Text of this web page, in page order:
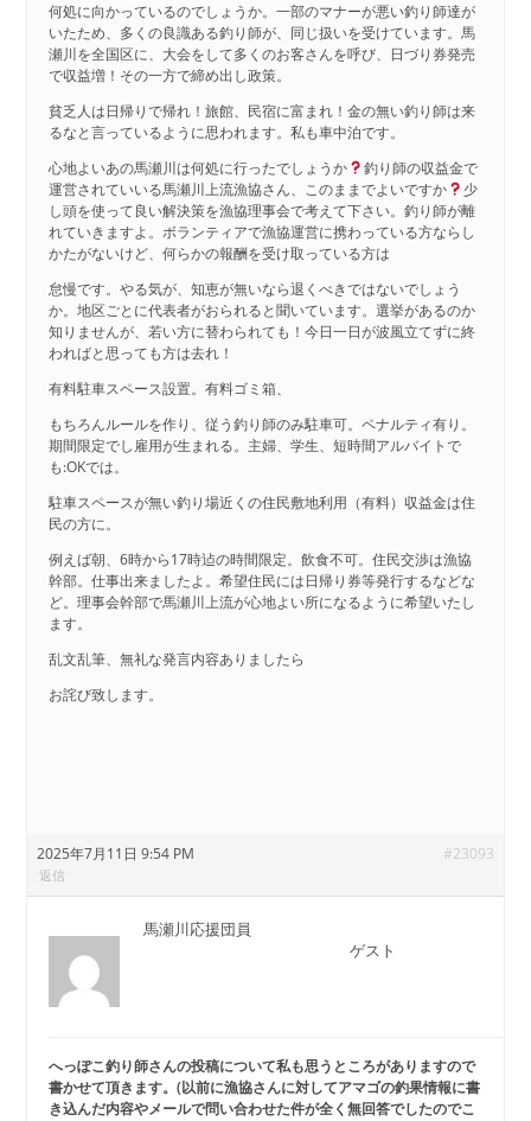
何処に向かっているのでしょうか。一部のマナーが悪い釣り師達が
いたため、多くの良識ある釣り師が、同じ扱いを受けています。馬
瀬川を全国区に、大会をして多くのお客さんを呼び、日づり券発売
で収益増！その一方で締め出し政策。
貧乏人は日帰りで帰れ！旅館、民宿に富まれ！金の無い釣り師は来
るなと言っているように思われます。私も車中泊です。
心地よいあの馬瀬川は何処に行ったでしょうか
釣り師の収益金で
運営されていいる馬瀬川上流漁協さん、このままでよいですか
少
し頭を使って良い解決策を漁協理事会で考えて下さい。釣り師が離
れていきますよ。ボランティアで漁協運営に携わっている方ならし
かたがないけど、何らかの報酬を受け取っている方は
怠慢です。やる気が、知恵が無いなら退くべきではないでしょう
か。地区ごとに代表者がおられると聞いています。選挙があるのか
知りませんが、若い方に替わられても！今日一日が波風立てずに終
わればと思っても方は去れ！
有料駐車スペース設置。有料ゴミ箱、
もちろんルールを作り、従う釣り師のみ駐車可。ペナルティ有り。
期間限定でし雇用が生まれる。主婦、学生、短時間アルバイトで
も:OKでは。
駐車スペースが無い釣り場近くの住民敷地利用（有料）収益金は住
民の方に。
例えば朝、6時から17時迠の時間限定。飲食不可。住民交渉は漁協
幹部。仕事出来ましたよ。希望住民には日帰り券等発行するなどな
ど。理事会幹部で馬瀬川上流が心地よい所になるように希望いたし
ます。
乱文乱筆、無礼な発言内容ありましたら
お詫び致します。
2025年7月11日 9:54 PM #23093
返信
馬瀬川応援団員
ゲスト
へっぽこ釣り師さんの投稿について私も思うところがありますので
書かせて頂きます。(以前に漁協さんに対してアマゴの釣果情報に書
き込んだ内容やメールで問い合わせた件が全く無回答でしたのでこ